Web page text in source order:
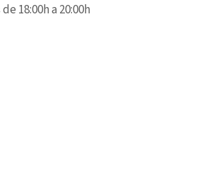
18:00h a 20:00h